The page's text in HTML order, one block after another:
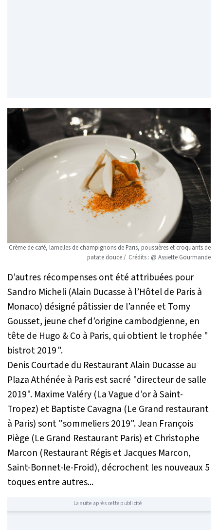
Crème de café, lamelles de champignons de Paris, poussières et croquants de
patate douce / Crédits : @ Assiette Gourmande
D’autres récompenses ont été attribuées pour
Sandro Micheli (Alain Ducasse à l’Hôtel de Paris à
Monaco) désigné pâtissier de l’année et Tomy
Gousset, jeune chef d’origine cambodgienne, en
tête de Hugo & Co à Paris, qui obtient le trophée "
bistrot 2019 ".
Denis Courtade du Restaurant Alain Ducasse au
Plaza Athénée à Paris est sacré "directeur de salle
2019". Maxime Valéry (La Vague d’or à Saint-
Tropez) et Baptiste Cavagna (Le Grand restaurant
à Paris) sont "sommeliers 2019". Jean François
Piège (Le Grand Restaurant Paris) et Christophe
Marcon (Restaurant Régis et Jacques Marcon,
Saint-Bonnet-le-Froid), décrochent les nouveaux 5
toques entre autres...
La suite après cette publicité